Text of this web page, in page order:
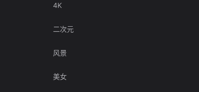
4K
二次元
风景
美女